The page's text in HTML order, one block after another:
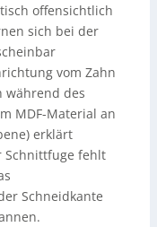
offensichtlich
sich bei der
vom Zahn
während des
MDF-Material an
erklärt
Schnittfuge fehlt
Schneidkante